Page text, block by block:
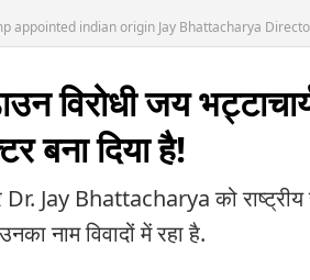
appointed indian origin Jay Bhattacharya
विरोधी जय
बना दिया है!
Dr. Jay Bhattacharya को
नाम विवादों में रहा है.